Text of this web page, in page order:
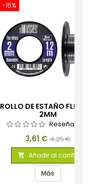
-15%
ROLLO DE ESTAÑO
2MM
Reseña(s):
Precio
3,61 € Precio
base
4,25 €
 Añadir al carrito
Más